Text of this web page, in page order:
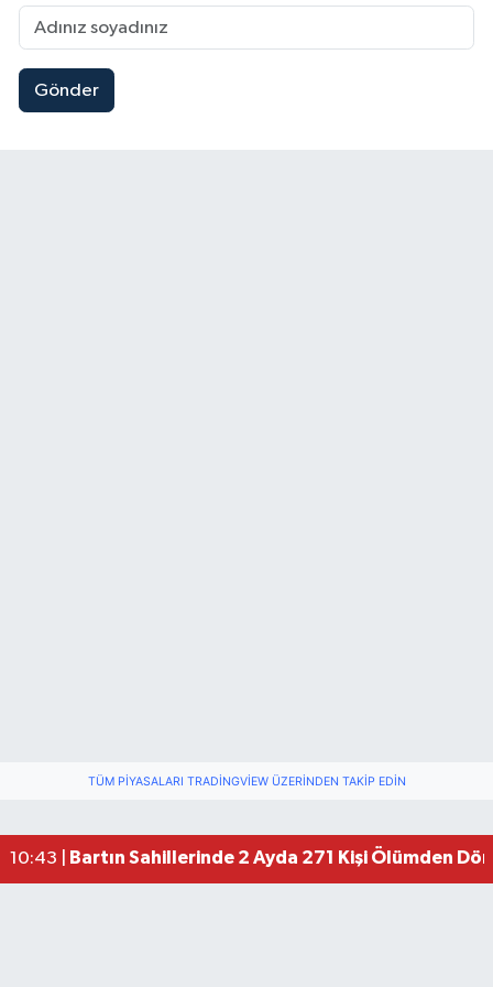
Gönder
TÜM PIYASALARI TRADINGVIEW ÜZERINDEN TAKIP EDIN
10:43 | Bartın Sahillerinde 2 Ayda 271 Kişi Ölümden